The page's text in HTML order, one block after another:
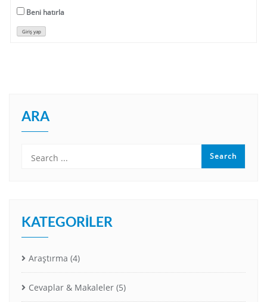
Beni hatırla
Giriş yap
ARA
KATEGORILER
Araştırma (4)
Cevaplar & Makaleler (5)